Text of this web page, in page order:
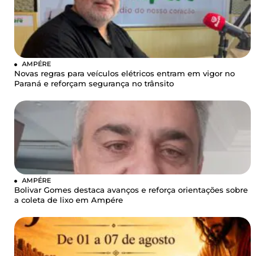
AMPÉRE
Novas regras para veículos elétricos entram em vigor no
Paraná e reforçam segurança no trânsito
AMPÉRE
Bolivar Gomes destaca avanços e reforça orientações sobre
a coleta de lixo em Ampére